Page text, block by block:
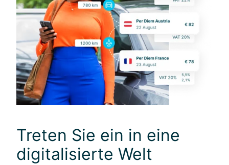
Treten Sie ein in eine
digitalisierte Welt